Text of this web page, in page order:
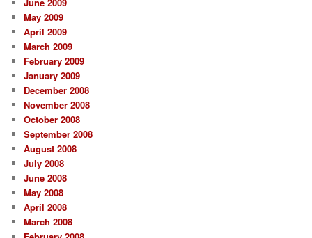
May 2009
April 2009
March 2009
February 2009
January 2009
December 2008
November 2008
October 2008
September 2008
August 2008
July 2008
June 2008
May 2008
April 2008
March 2008